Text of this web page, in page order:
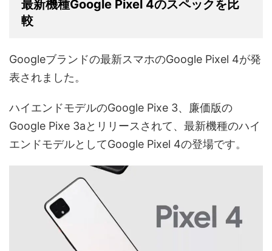
最新機種Google Pixel 4のスペックを比
較
Googleブランドの最新スマホのGoogle Pixel 4が発
表されました。
ハイエンドモデルのGoogle Pixe 3、廉価版の
Google Pixe 3aとリリースされて、最新機種のハイ
エンドモデルとしてGoogle Pixel 4の登場です。